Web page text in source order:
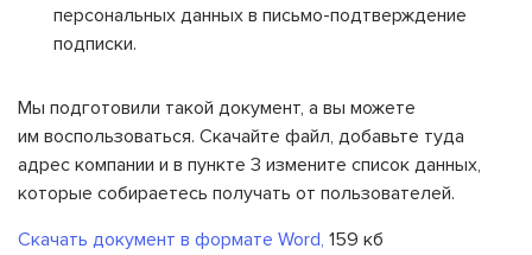
персональных данных в письмо-подтверждение
подписки.
Мы подготовили такой документ, а вы можете
им воспользоваться. Скачайте файл, добавьте туда
адрес компании и в пункте 3 измените список данных,
которые собираетесь получать от пользователей.
Скачать документ в формате Word, 159 кб